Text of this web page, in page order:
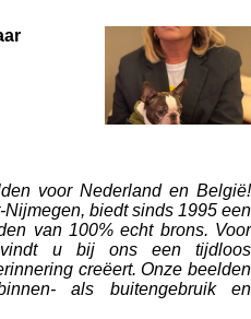
voor Nederland en België!
biedt sinds 1995 een
van 100% echt brons. Voor
vindt u bij ons een tijdloos
creëert. Onze beelden
als buitengebruik en